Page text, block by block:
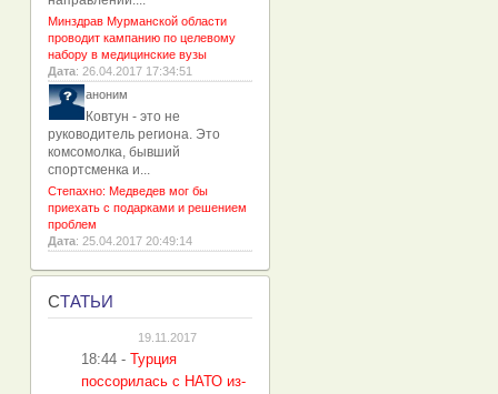
Минздрав Мурманской области
проводит кампанию по целевому
набору в медицинские вузы
Дата: 26.04.2017 17:34:51
аноним
Ковтун - это не
руководитель региона. Это
комсомолка, бывший
спортсменка и...
Степахно: Медведев мог бы
приехать с подарками и решением
проблем
Дата: 25.04.2017 20:49:14
СТАТЬИ
19.11.2017
18:44 - Турция
поссорилась с НАТО из-